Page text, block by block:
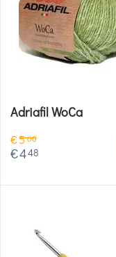
Adriafil WoCa
€560
€448